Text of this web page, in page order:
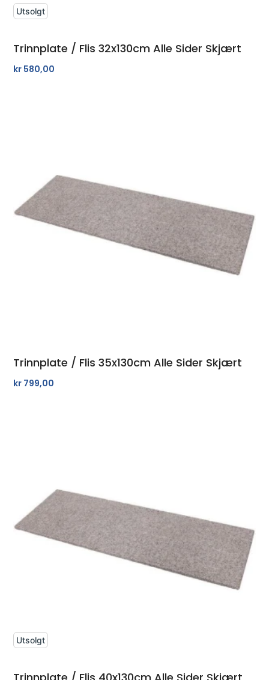
Trinnplate / Flis 32x130cm Alle Sider Skjært
kr 580,00
Utsolgt
Trinnplate / Flis 35x130cm Alle Sider Skjært
kr 799,00
Utsolgt